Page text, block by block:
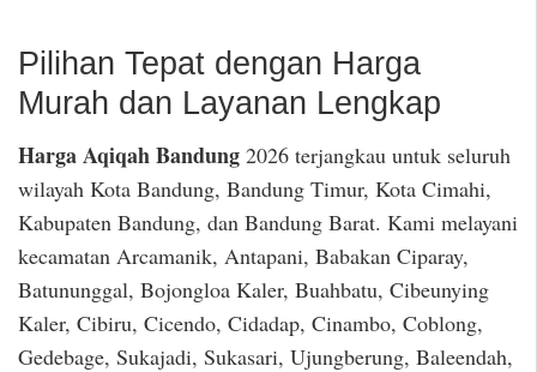
Pilihan Tepat dengan Harga
Murah dan Layanan Lengkap
Harga Aqiqah Bandung 2026 terjangkau untuk seluruh
wilayah Kota Bandung, Bandung Timur, Kota Cimahi,
Kabupaten Bandung, dan Bandung Barat. Kami melayani
kecamatan Arcamanik, Antapani, Babakan Ciparay,
Batununggal, Bojongloa Kaler, Buahbatu, Cibeunying
Kaler, Cibiru, Cicendo, Cidadap, Cinambo, Coblong,
Gedebage, Sukajadi, Sukasari, Ujungberung, Baleendah,